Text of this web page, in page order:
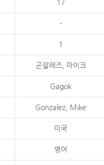
17
-
1
곤잘레즈, 마이크
Gagok
Gonzalez, Mike
미국
영어